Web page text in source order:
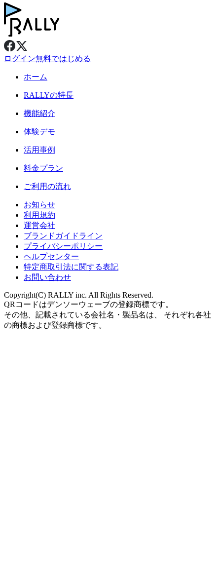
ログイン無料ではじめる
ホーム
RALLYの特長
機能紹介
体験デモ
活用事例
料金プラン
ご利用の流れ
お知らせ
利用規約
運営会社
ブランドガイドライン
プライバシーポリシー
ヘルプセンター
特定商取引法に関する表記
お問い合わせ
Copyright(C) RALLY inc. All Rights Reserved.
QRコードはデンソーウェーブの登録商標です。
その他、記載されている会社名・製品名は、 それぞれ各社
の商標および登録商標です。